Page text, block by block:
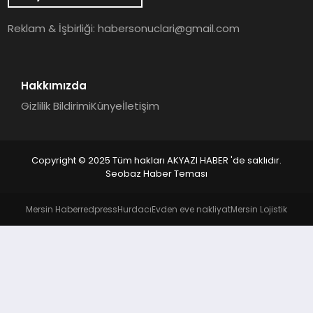
YAŞAM
Reklam & İşbirliği:habersonuclari@gmail.com
Hakkımızda
Gizlilik BildirimiKünyeİletişim
Copyright © 2025 Tüm hakları AKYAZI HABER 'de saklıdır.
Seobaz Haber Teması
Mersin HaberredpressHurdacıEvden eve nakliyatMersin Lojistik